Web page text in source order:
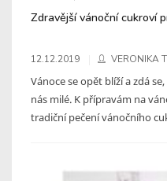
Zdravější vánoční cukroví
12.12.2019 VERONIKA
Vánoce se opět blíží a zdá
nás milé. K přípravám na
tradiční pečení vánočního